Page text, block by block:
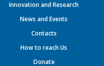
Innovation and Research
News and Events
Contacts
How to reach Us
Donate